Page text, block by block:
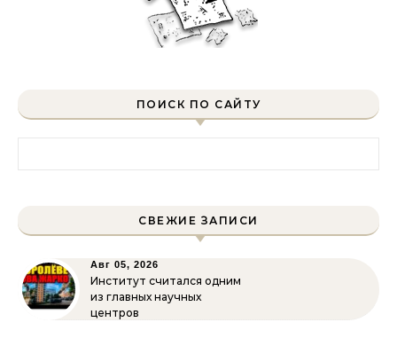
ПОИСК ПО САЙТУ
СВЕЖИЕ ЗАПИСИ
Авг 05, 2026
Институт считался одним
из главных научных
центров